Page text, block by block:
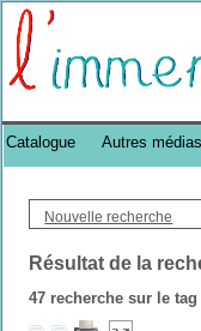
Bibliothèque
Nouvelle recherche
Résultat de la
47 recherche sur le
Catalogue Autres médias